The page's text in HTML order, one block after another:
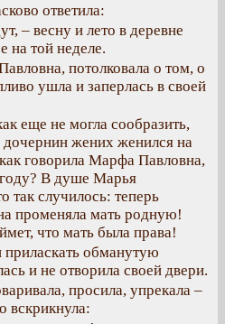
ответила:
– весну и лето в деревне
на той неделе.
потолковала о том, о
ушла и заперлась в своей
еще не могла сообразить,
дочернин жених женился на
говорила Марфа Павловна,
В душе Марья
так случилось: теперь
променяла мать родную!
что мать была права!
обманутую
и не отворила своей двери.
просила, упрекала –
вскрикнула: